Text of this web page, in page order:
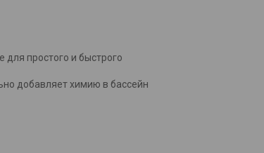
простого и быстрого
добавляет химию в бассейн